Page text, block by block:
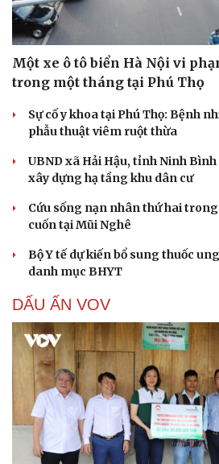
Một xe ô tô biển Hà Nội vi
trong một tháng tại Phú Thọ
Sự cố y khoa tại Phú Thọ: Bệnh
phẫu thuật viêm ruột thừa
UBND xã Hải Hậu, tỉnh Ninh
xây dựng hạ tầng khu dân cư
Cứu sống nạn nhân thứ hai
cuốn tại Mũi Nghê
Bộ Y tế dự kiến bổ sung thuốc
danh mục BHYT
DẤU ẤN VOV